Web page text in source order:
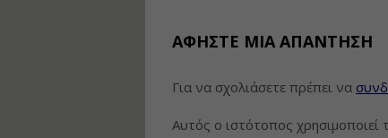
ΑΦΉΣΤΕ ΜΙΑ ΑΠΆΝΤΗΣΗ
Για να σχολιάσετε πρέπει να
Αυτός ο ιστότοπος χρησιμοποιεί